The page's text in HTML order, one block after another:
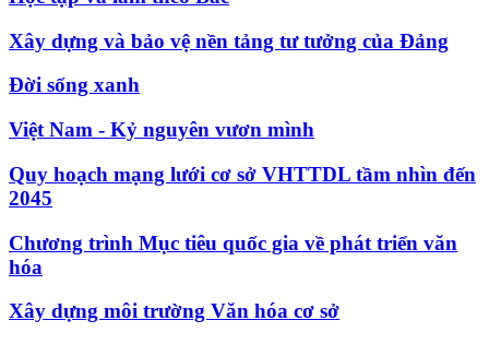
Xây dựng và bảo vệ nền tảng tư tưởng của Đảng
Đời sống xanh
Việt Nam - Kỷ nguyên vươn mình
Quy hoạch mạng lưới cơ sở VHTTDL tầm nhìn đến
2045
Chương trình Mục tiêu quốc gia về phát triển văn
hóa
Xây dựng môi trường Văn hóa cơ sở